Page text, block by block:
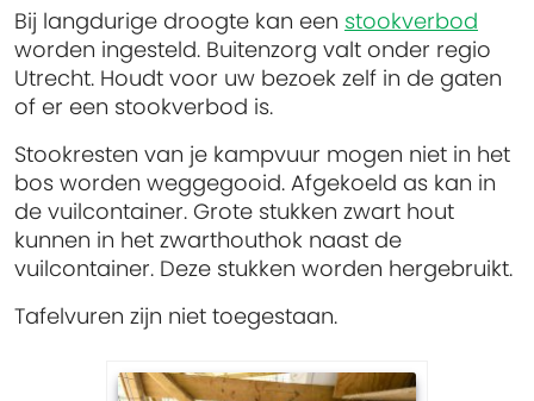
Bij langdurige droogte kan een stookverbod
worden ingesteld. Buitenzorg valt onder regio
Utrecht. Houdt voor uw bezoek zelf in de gaten
of er een stookverbod is.
Stookresten van je kampvuur mogen niet in het
bos worden weggegooid. Afgekoeld as kan in
de vuilcontainer. Grote stukken zwart hout
kunnen in het zwarthouthok naast de
vuilcontainer. Deze stukken worden hergebruikt.
Tafelvuren zijn niet toegestaan.